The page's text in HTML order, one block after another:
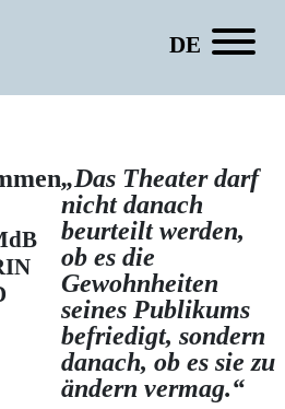
DE
„Das Theater darf
nicht danach
beurteilt werden,
ob es die
Gewohnheiten
seines Publikums
befriedigt, sondern
danach, ob es sie zu
ändern vermag.“